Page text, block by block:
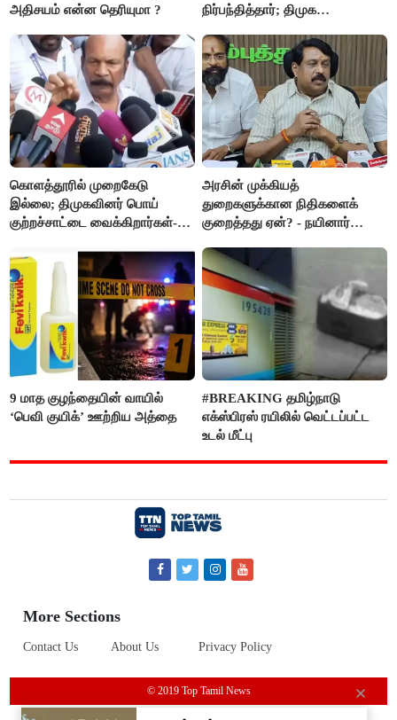
அதிசயம் என்ன தெரியுமா ?
நிர்பந்தித்தார்; திமுக
தொடர்கிறோம்”- மதிமுக
எம்.எல்.ஏக்கள் பரபரப்பு பேட்டி
கொளத்தூரில் முறைகேடு
இல்லை; திமுகவினர் பொய்
குற்றச்சாட்டை வைக்கிறார்கள்-
அரசின் முக்கியத்
துறைகளுக்கான நிதிகளைக்
குறைத்தது ஏன்? - நயினார்
9 மாத குழந்தையின் வாயில்
‘பெவி குயிக்’ ஊற்றிய அத்தை
#BREAKING தமிழ்நாடு
எக்ஸ்பிரஸ் ரயிலில் வெட்டப்பட்ட
உடல் மீட்பு
More Sections
Contact Us About Us Privacy Policy
© 2019 Top Tamil News